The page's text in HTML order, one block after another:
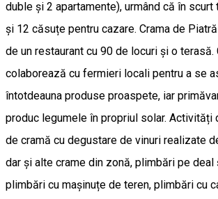
duble și 2 apartamente), urmând că în
și 12 căsuțe pentru cazare. Crama de
de un restaurant cu 90 de locuri și o terasă.
colaborează cu fermieri locali pentru a se
întotdeauna produse proaspete, iar
produc legumele în propriul solar. Activități
de cramă cu degustare de vinuri realizate
dar și alte crame din zonă, plimbări pe deal
plimbări cu mașinuțe de teren, plimbări cu